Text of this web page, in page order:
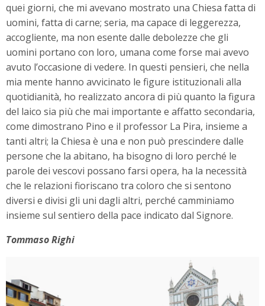
quei giorni, che mi avevano mostrato una Chiesa fatta di
uomini, fatta di carne; seria, ma capace di leggerezza,
accogliente, ma non esente dalle debolezze che gli
uomini portano con loro, umana come forse mai avevo
avuto l’occasione di vedere. In questi pensieri, che nella
mia mente hanno avvicinato le figure istituzionali alla
quotidianità, ho realizzato ancora di più quanto la figura
del laico sia più che mai importante e affatto secondaria,
come dimostrano Pino e il professor La Pira, insieme a
tanti altri; la Chiesa è una e non può prescindere dalle
persone che la abitano, ha bisogno di loro perché le
parole dei vescovi possano farsi opera, ha la necessità
che le relazioni fioriscano tra coloro che si sentono
diversi e divisi gli uni dagli altri, perché camminiamo
insieme sul sentiero della pace indicato dal Signore.
Tommaso Righi